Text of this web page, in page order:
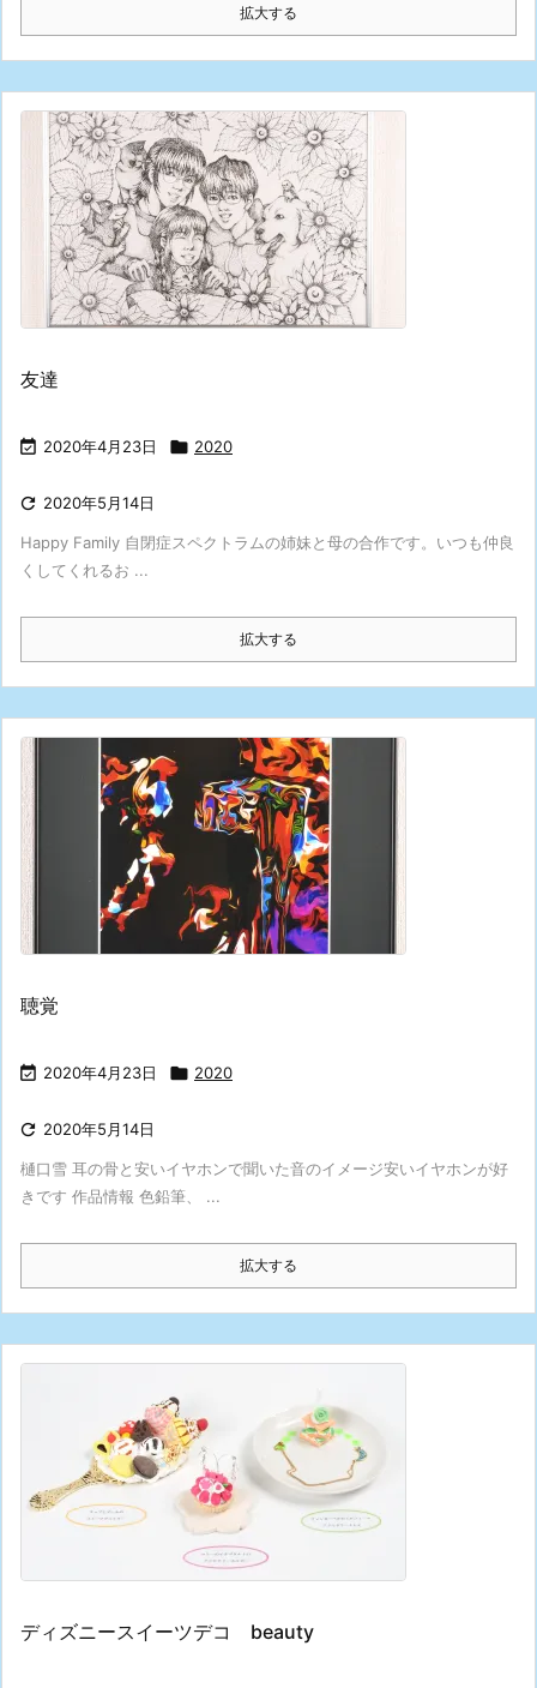
拡大する
友達
 2020年4月23日  2020
 2020年5月14日
Happy Family 自閉症スペクトラムの姉妹と母の合作です。いつも仲良
くしてくれるお ...
拡大する
聴覚
 2020年4月23日  2020
 2020年5月14日
樋口雪 耳の骨と安いイヤホンで聞いた音のイメージ安いイヤホンが好
きです 作品情報 色鉛筆、 ...
拡大する
ディズニースイーツデコ beauty